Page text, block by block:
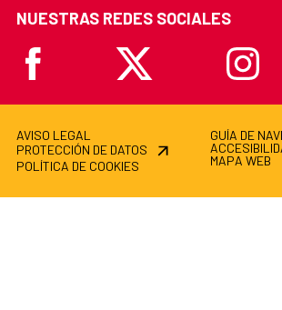
NUESTRAS REDES SOCIALES
Facebook
X
AVISO LEGAL
PROTECCIÓN DE DATOS
POLÍTICA DE COOKIES
GUÍA DE
MAPA WEB